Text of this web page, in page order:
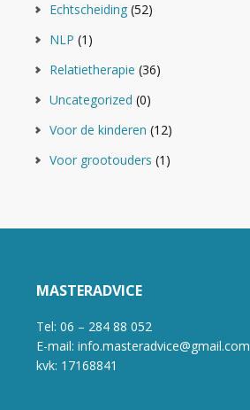
Echtscheiding (52)
NLP (1)
Relatietherapie (36)
Uncategorized (0)
Voor de kinderen (12)
Voor grootouders (1)
MASTERADVICE
Tel: 06 – 284 88 052
E-mail: info.masteradvice@gmail.com
kvk: 17168841